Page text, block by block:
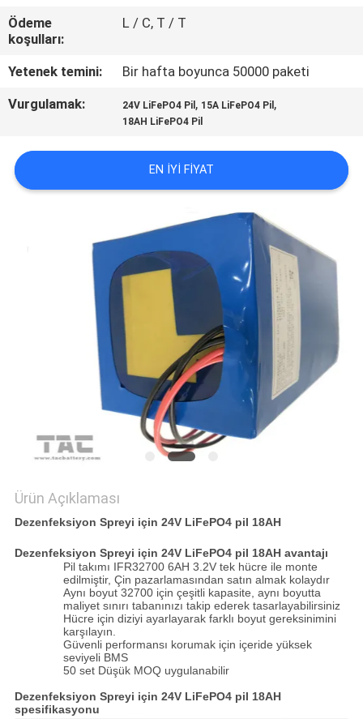
BIZIMLE
ILETIŞIME
GEÇIN
VAKALAR
HARITASI
POLICY
Ödeme
koşulları:
L / C, T / T
Yetenek temini:
Bir hafta boyunca 50000 paketi
Vurgulamak:
24V LiFePO4 Pil , 15A LiFePO4 Pil ,
18AH LiFePO4 Pil
EN IYI FIYAT
Ürün Açıklaması
Dezenfeksiyon Spreyi için 24V LiFePO4 pil 18AH
Dezenfeksiyon Spreyi için 24V LiFePO4 pil 18AH avantajı
Pil takımı IFR32700 6AH 3.2V tek hücre ile monte
edilmiştir, Çin pazarlamasından satın almak kolaydır
Aynı boyut 32700 için çeşitli kapasite, aynı boyutta
maliyet sınırı tabanınızı takip ederek tasarlayabilirsiniz
Hücre için diziyi ayarlayarak farklı boyut gereksinimini
karşılayın.
Güvenli performansı korumak için içeride yüksek
seviyeli BMS
50 set Düşük MOQ uygulanabilir
Dezenfeksiyon Spreyi için 24V LiFePO4 pil 18AH
spesifikasyonu